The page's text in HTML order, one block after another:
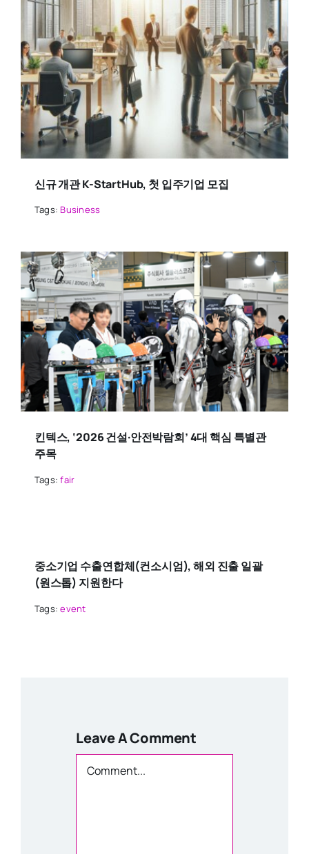
신규 개관 K-StartHub, 첫 입주기업 모집
Tags:Business
킨텍스, ‘2026 건설·안전박람회’ 4대 핵심 특별관
주목
Tags:fair
중소기업 수출연합체(컨소시엄), 해외 진출 일괄
(원스톱) 지원한다
Tags:event
Leave A Comment
Comment